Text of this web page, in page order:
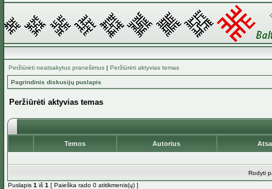
Peržiūrėti neatsakytus pranešimus | Peržiūrėti aktyvias temas
Pagrindinis diskusijų puslapis
Peržiūrėti aktyvias temas
Temos Autorius
Rodyti
Puslapis 1 iš 1 [ Paieška rado 0 atitikmenis(ų) ]